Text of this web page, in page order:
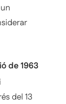
de 1963
del 13